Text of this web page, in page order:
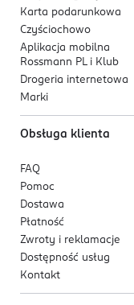
426407210
CN-Chiny
5 902067 713570
Karta podarunkowa
Czyściochowo
Aplikacja mobilna
Rossmann PL i Klub
Drogeria internetowa
Marki
Obsługa klienta
FAQ
Pomoc
Dostawa
Płatność
Zwroty i reklamacje
Dostępność usług
Kontakt